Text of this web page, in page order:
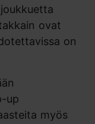
ovat
on
up
myös